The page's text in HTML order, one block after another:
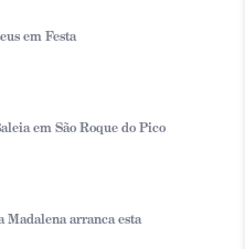
em Festa
em São Roque do Pico
Madalena arranca esta